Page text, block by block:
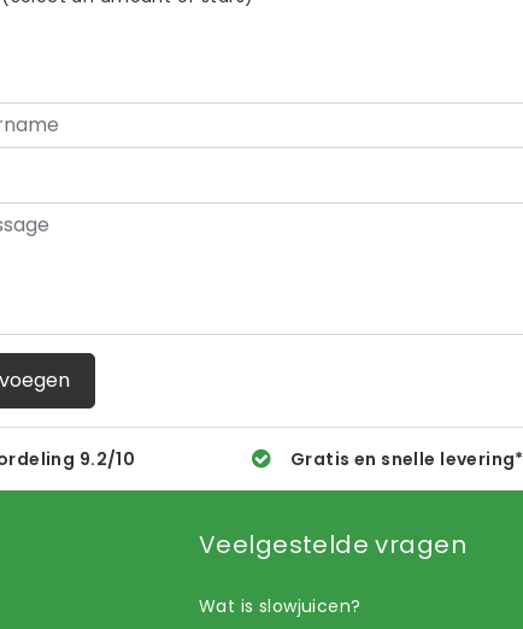
9.2/10 Gratis en snelle levering*
Veelgestelde vragen
Wat is slowjuicen?